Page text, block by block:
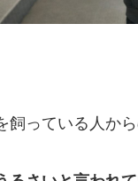
っている人から